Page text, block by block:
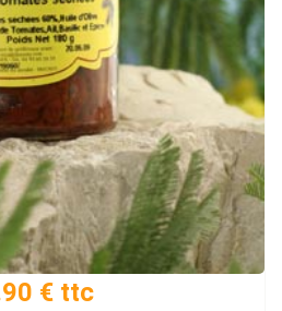
€ ttc